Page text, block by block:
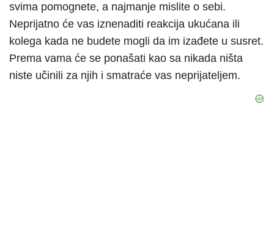
svima pomognete, a najmanje mislite o sebi.
Neprijatno će vas iznenaditi reakcija ukućana ili
kolega kada ne budete mogli da im izađete u susret.
Prema vama će se ponašati kao sa nikada ništa
niste učinili za njih i smatraće vas neprijateljem.